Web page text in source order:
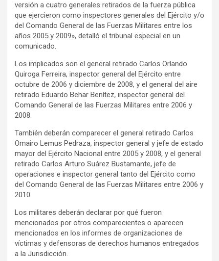
versión a cuatro generales retirados de la fuerza pública
que ejercieron como inspectores generales del Ejército y/o
del Comando General de las Fuerzas Militares entre los
años 2005 y 2009», detalló el tribunal especial en un
comunicado.
Los implicados son el general retirado Carlos Orlando
Quiroga Ferreira, inspector general del Ejército entre
octubre de 2006 y diciembre de 2008, y el general del aire
retirado Eduardo Behar Benítez, inspector general del
Comando General de las Fuerzas Militares entre 2006 y
2008.
También deberán comparecer el general retirado Carlos
Omairo Lemus Pedraza, inspector general y jefe de estado
mayor del Ejército Nacional entre 2005 y 2008, y el general
retirado Carlos Arturo Suárez Bustamante, jefe de
operaciones e inspector general tanto del Ejército como
del Comando General de las Fuerzas Militares entre 2006 y
2010.
Los militares deberán declarar por qué fueron
mencionados por otros comparecientes o aparecen
mencionados en los informes de organizaciones de
víctimas y defensoras de derechos humanos entregados
a la Jurisdicción.